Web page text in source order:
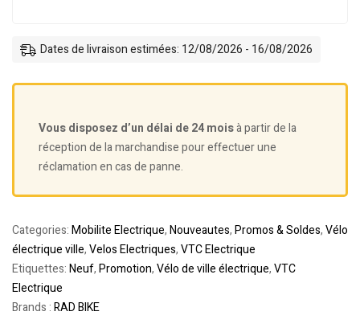
Dates de livraison estimées: 12/08/2026 - 16/08/2026
Vous disposez d’un délai de 24 moisà partir de la
réception de la marchandise pour effectuer une
réclamation en cas de panne.
Categories:Mobilite Electrique,Nouveautes,Promos & Soldes,Vélo
électrique ville,Velos Electriques,VTC Electrique
Etiquettes:Neuf,Promotion,Vélo de ville électrique,VTC
Electrique
Brands :RAD BIKE